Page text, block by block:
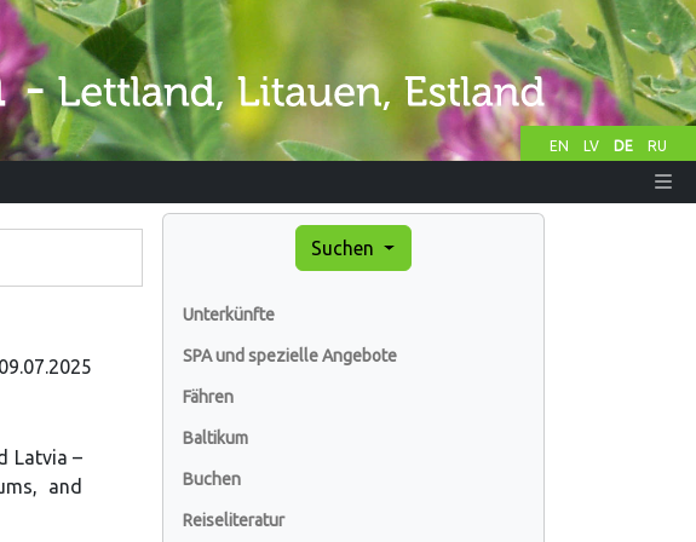
EN LV DE RU
09.07.2025
Latvia –
and
Suchen
Unterkünfte
SPA und spezielle Angebote
Fähren
Baltikum
Buchen
Reiseliteratur